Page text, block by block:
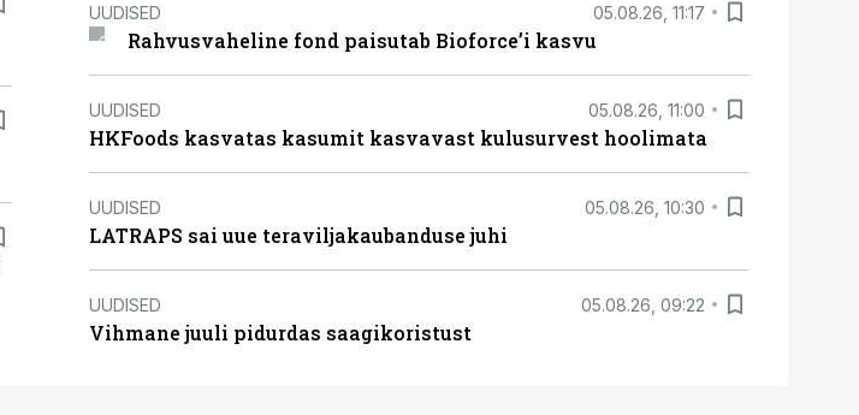
UUDISED 05.08.26, 11:17
Rahvusvaheline fond paisutab Bioforce’i kasvu
UUDISED 05.08.26, 11:00
HKFoods kasvatas kasumit kasvavast kulusurvest hoolimata
UUDISED 05.08.26, 10:30
LATRAPS sai uue teraviljakaubanduse juhi
UUDISED 05.08.26, 09:22
Vihmane juuli pidurdas saagikoristust